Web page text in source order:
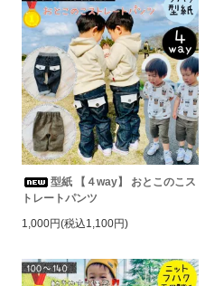
型紙 【４way】 おとこのこス
トレートパンツ
1,000円(税込1,100円)